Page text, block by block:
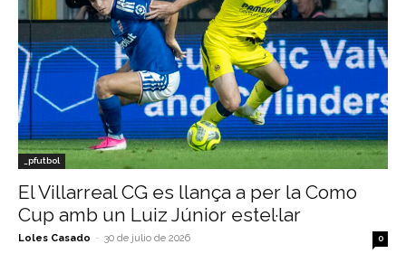
_pfutbol
El Villarreal CG es llança a per la Como
Cup amb un Luiz Júnior estel·lar
Loles Casado - 30 de julio de 2026 0